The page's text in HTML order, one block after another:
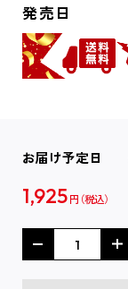
発売日
お届け予定日
1,925 円